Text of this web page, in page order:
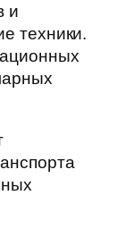
и
техники.